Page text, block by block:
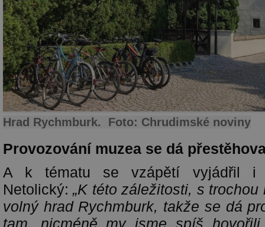
Hrad Rychmburk. Foto: Chrudimské noviny
Provozování muzea se dá
A k tématu se vzápětí vyjádřil i
Netolický:„K této záležitosti, s trochou
volný hrad Rychmburk, takže se dá
tam, nicméně my jsme spíš